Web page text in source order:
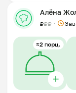
Алёна
₽₽₽
≈2 порц.